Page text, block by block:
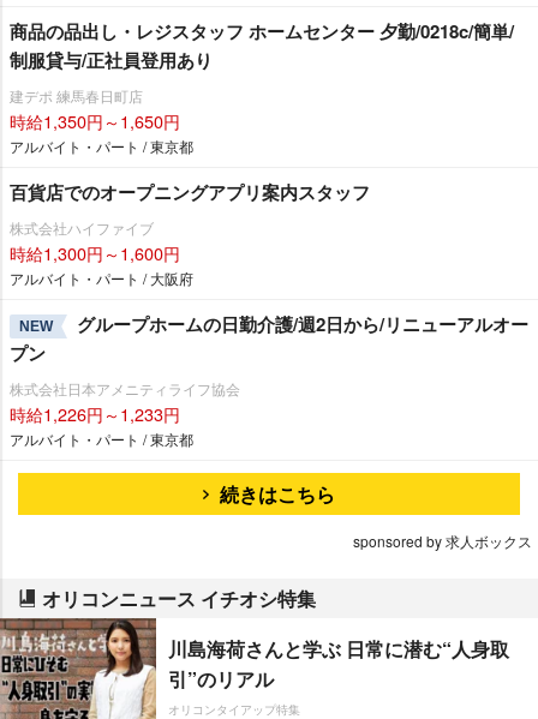
商品の品出し・レジスタッフ ホームセンター 夕勤/0218c/簡単/
制服貸与/正社員登用あり
建デポ 練馬春日町店
時給1,350円～1,650円
アルバイト・パート / 東京都
百貨店でのオープニングアプリ案内スタッフ
株式会社ハイファイブ
時給1,300円～1,600円
アルバイト・パート / 大阪府
NEW
グループホームの日勤介護/週2日から/リニューアルオー
プン
株式会社日本アメニティライフ協会
時給1,226円～1,233円
アルバイト・パート / 東京都
続きはこちら
sponsored by 求人ボックス
オリコンニュース イチオシ特集
川島海荷さんと学ぶ 日常に潜む“人身取
引”のリアル
オリコンタイアップ特集